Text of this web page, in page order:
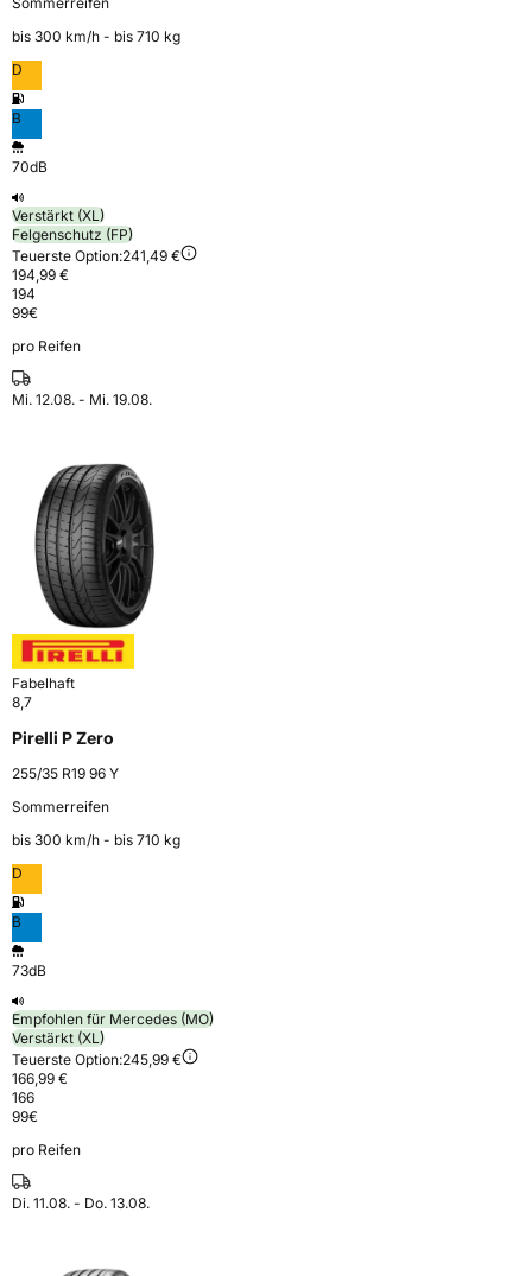
bis 300 km⁠/⁠h - bis 710 kg
D
B
70dB
Verstärkt (XL)
Felgenschutz (FP)
Teuerste Option:241,49 €
194,99 €
194
99€
pro Reifen
Mi. 12.08. - Mi. 19.08.
Fabelhaft
8,7
Pirelli P Zero
255/35 R19 96 Y
Sommerreifen
bis 300 km⁠/⁠h - bis 710 kg
D
B
73dB
Empfohlen für Mercedes (MO)
Verstärkt (XL)
Teuerste Option:245,99 €
166,99 €
166
99€
pro Reifen
Di. 11.08. - Do. 13.08.